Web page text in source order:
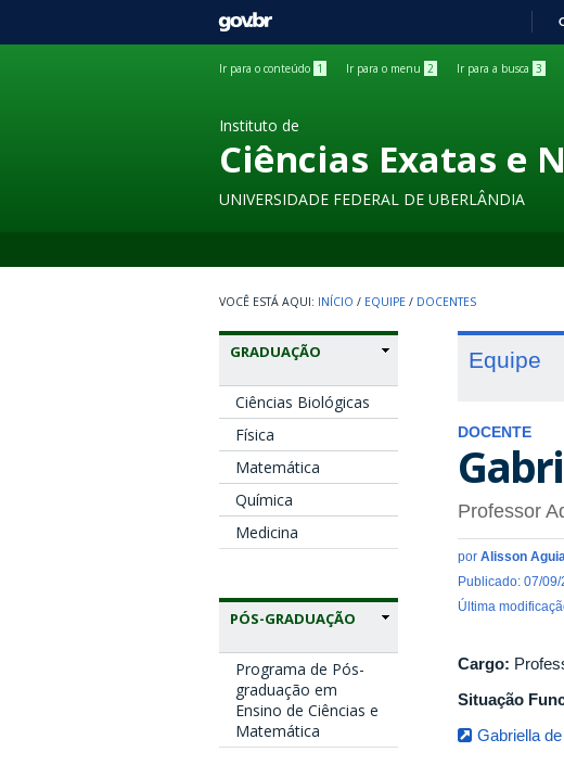
GOVBR
Ir para o conteúdo 1 Ir para o menu 2 Ir para a busca 3
Instituto de
Ciências Exatas e
UNIVERSIDADE FEDERAL DE UBERLÂNDIA
INÍCIO / EQUIPE / DOCENTES
GRADUAÇÃO
Ciências Biológicas
Física
Matemática
Química
Medicina
PÓS-GRADUAÇÃO
Programa de Pós-
graduação em
Ensino de Ciências e
Matemática
Equipe
DOCENTE
Professor
por Alisson
Publicado: 07/
Última
Cargo:
Situação
Gabriella